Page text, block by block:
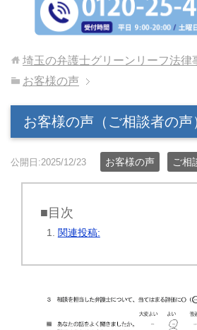
埼玉の弁護士グリーンリーフ法律
お客様の声
お客様の声（ご相談者の声
公開日:2025/12/23 お客様の声 ご相
■目次
関連投稿: